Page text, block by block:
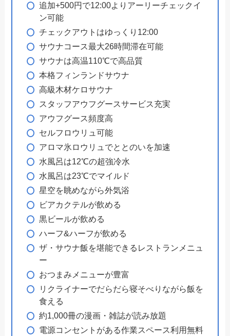
追加+500円で12:00よりアーリーチェックイ
ン可能
チェックアウトはゆっくり12:00
サウナコース最大26時間滞在可能
サウナは高温110℃で高品質
本格フィンランドサウナ
高級木材ケロサウナ
スタッフアウフグースサービス充実
アウフグース頻度高
セルフロウリュ可能
アロマ氷ロウリュでととのいを加速
水風呂は12℃の超強冷水
水風呂は23℃でマイルド
星空を眺めながら外気浴
ビアカクテルが飲める
黒ビールが飲める
ハーフ&ハーフが飲める
ザ・サウナ飯を堪能できるレストランメニュ
ー
おつまみメニューが豊富
リクライナーでだらだら寝そべりながら飯を
食える
約1,000冊の漫画・雑誌が読み放題
電源コンセントがある作業スペース利用無料